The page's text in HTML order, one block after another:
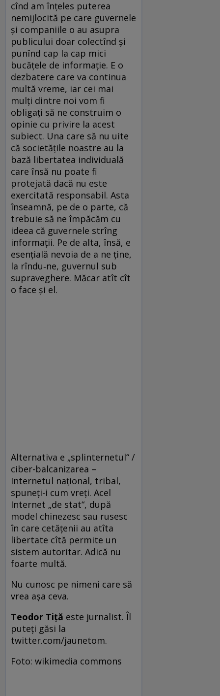
cînd am înțeles puterea
nemijlocită pe care guvernele
și companiile o au asupra
publicului doar colectînd și
punînd cap la cap mici
bucățele de informație. E o
dezbatere care va continua
multă vreme, iar cei mai
mulți dintre noi vom fi
obligați să ne construim o
opinie cu privire la acest
subiect. Una care să nu uite
că societățile noastre au la
bază libertatea individuală
care însă nu poate fi
protejată dacă nu este
exercitată responsabil. Asta
înseamnă, pe de o parte, că
trebuie să ne împăcăm cu
ideea că guvernele strîng
informații. Pe de alta, însă, e
esențială nevoia de a ne ține,
la rîndu‑ne, guvernul sub
supraveghere. Măcar atît cît
o face și el.
Alternativa e „splinternetul“ /
ciber-balcanizarea –
Internetul național, tribal,
spuneți-i cum vreți. Acel
Internet „de stat“, după
model chinezesc sau rusesc
în care cetățenii au atîta
libertate cîtă permite un
sistem autoritar. Adică nu
foarte multă.
Nu cunosc pe nimeni care să
vrea așa ceva.
Teodor Tiţă este jurnalist. Îl
puteţi găsi la
twitter.com/jaunetom.
Foto: wikimedia commons